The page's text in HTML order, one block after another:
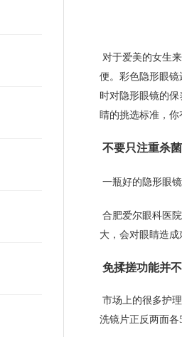
对于爱美的女生
便。彩色隐形眼
时对隐形眼镜的
睛的挑选标准，你
不要只注重杀
一瓶好的隐形眼
合肥爱尔眼科医
大，会对眼睛造
免揉搓功能并
市场上的很多护
洗镜片正反两面各